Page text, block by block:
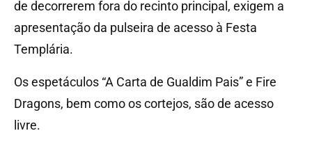
de decorrerem fora do recinto principal, exigem a
apresentação da pulseira de acesso à Festa
Templária.
Os espetáculos “A Carta de Gualdim Pais” e Fire
Dragons, bem como os cortejos, são de acesso
livre.